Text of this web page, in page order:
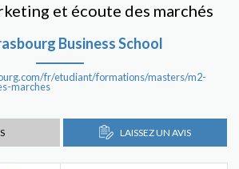
et écoute des marchés
Business School
fr/etudiant/formations/masters/m2-
marches
LAISSEZ UN AVIS